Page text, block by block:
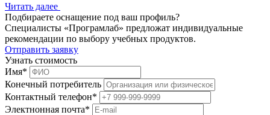
Читать далее
Подбираете оснащение под ваш профиль?
Специалисты «Програмлаб» предложат индивидуальные
рекомендации по выбору учебных продуктов.
Отправить заявку
Узнать стоимость
Имя*
Конечный потребитель
Контактный телефон*
Электнонная почта*